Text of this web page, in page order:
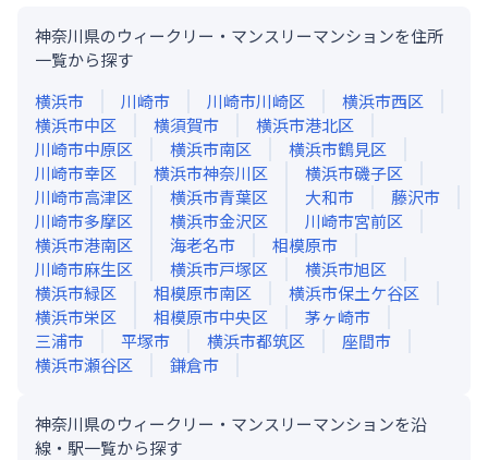
神奈川県のウィークリー・マンスリーマンションを住所
一覧から探す
横浜市
川崎市 川崎市川崎区
横浜市西区
横浜市中区
横須賀市
横浜市港北区
川崎市中原区
横浜市南区
横浜市鶴見区
川崎市幸区
横浜市神奈川区
横浜市磯子区
川崎市高津区
横浜市青葉区 大和市
藤沢市
川崎市多摩区
横浜市金沢区
川崎市宮前区
横浜市港南区
海老名市
相模原市
川崎市麻生区
横浜市戸塚区
横浜市旭区
横浜市緑区
相模原市南区
横浜市保土ケ谷区
横浜市栄区
相模原市中央区
茅ヶ崎市
三浦市
平塚市 横浜市都筑区
座間市
横浜市瀬谷区
鎌倉市
神奈川県のウィークリー・マンスリーマンションを沿
線・駅一覧から探す